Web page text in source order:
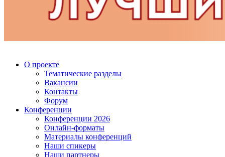
О проекте
Тематические разделы
Вакансии
Контакты
Форум
Конференции
Конференции 2026
Онлайн-форматы
Материалы конференций
Наши спикеры
Наши партнеры